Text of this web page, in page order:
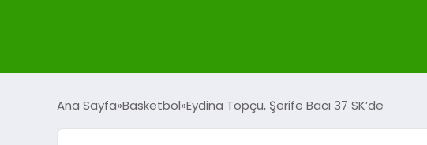
Ana Sayfa Basketbol Eydina Topçu, Şerife Bacı 37 SK’de